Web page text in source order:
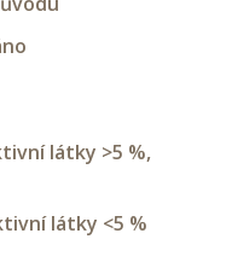
látky >5 %,
látky <5 %